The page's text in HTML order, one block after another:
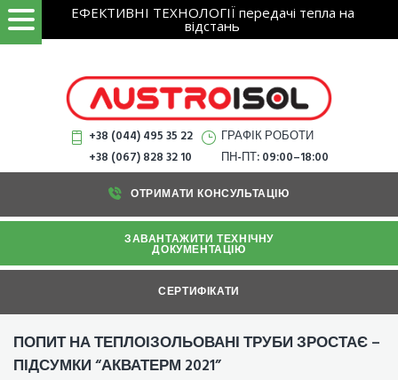
Skip
to
ЕФЕКТИВНІ ТЕХНОЛОГІЇ передачі тепла на
відстань
ЗНАЙТИ
+38 (044) 495 35 22
+38 (067) 828 32 10
ГРАФІК РОБОТИ
ПН-ПТ: 09:00–18:00
ОТРИМАТИ КОНСУЛЬТАЦІЮ
ЗАВАНТАЖИТИ ТЕХНІЧНУ
ДОКУМЕНТАЦІЮ
СЕРТИФІКАТИ
ПОПИТ НА ТЕПЛОІЗОЛЬОВАНІ ТРУБИ ЗРОСТАЄ –
ПІДСУМКИ “АКВАТЕРМ 2021”